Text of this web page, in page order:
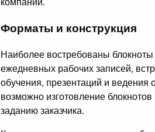
Форматы и конструкция
Наиболее востребованы
ежедневных рабочих записей,
обучения, презентаций и
возможно изготовление
заданию заказчика.